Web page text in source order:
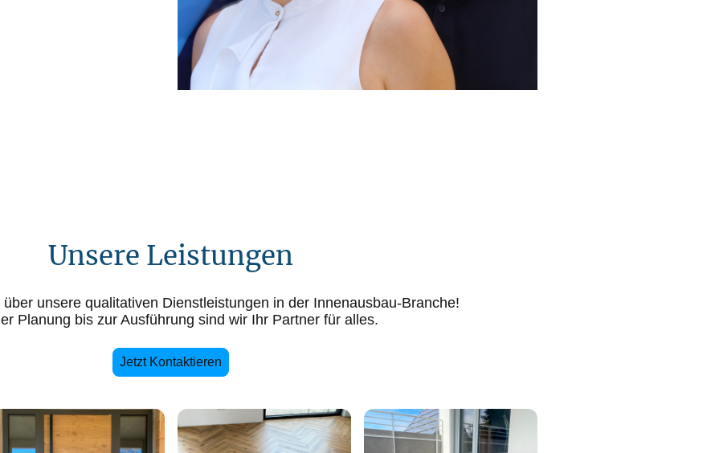
Unsere Leistungen
unsere qualitativen Dienstleistungen in der Innenausbau-Branche!
Planung bis zur Ausführung sind wir Ihr Partner für alles.
Jetzt Kontaktieren